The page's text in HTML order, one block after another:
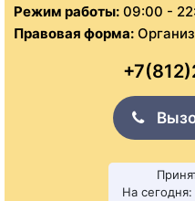
Режим работы: 09:00 -
Правовая форма:
На сегодня: